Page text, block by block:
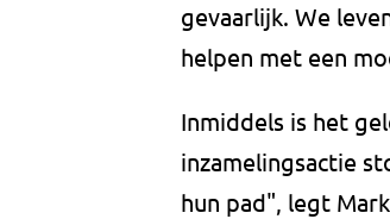
gevaarlijk. We
helpen met een
Inmiddels is het
inzamelingsactie
hun pad", legt